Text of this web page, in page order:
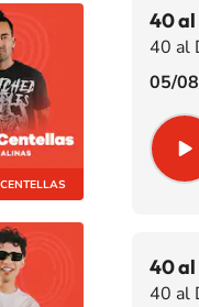
40 al
40 al
05/
40 al
40 al